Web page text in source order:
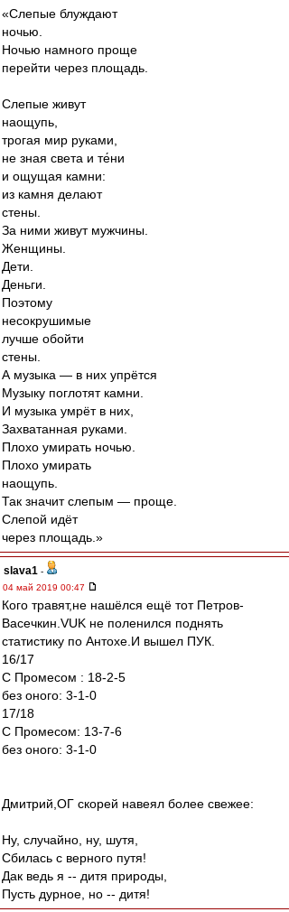
«Слепые блуждают
ночью.
Ночью намного проще
перейти через площадь.
Слепые живут
наощупь,
трогая мир руками,
не зная света и те́ни
и ощущая камни:
из камня делают
стены.
За ними живут мужчины.
Женщины.
Дети.
Деньги.
Поэтому
несокрушимые
лучше обойти
стены.
А музыка — в них упрётся
Музыку поглотят камни.
И музыка умрёт в них,
Захватанная руками.
Плохо умирать ночью.
Плохо умирать
наощупь.
Так значит слепым — проще.
Cлепой идёт
через площадь.»
slava1 -
04 май 2019 00:47
Кого травят,не нашёлся ещё тот Петров-
Васечкин.VUK не поленился поднять
статистику по Антохе.И вышел ПУК.
16/17
C Промесом : 18-2-5
без оного: 3-1-0
17/18
C Промесом: 13-7-6
без оного: 3-1-0
Дмитрий,ОГ скорей навеял более свежее:
Ну, случайно, ну, шутя,
Сбилась с верного путя!
Дак ведь я -- дитя природы,
Пусть дурное, но -- дитя!